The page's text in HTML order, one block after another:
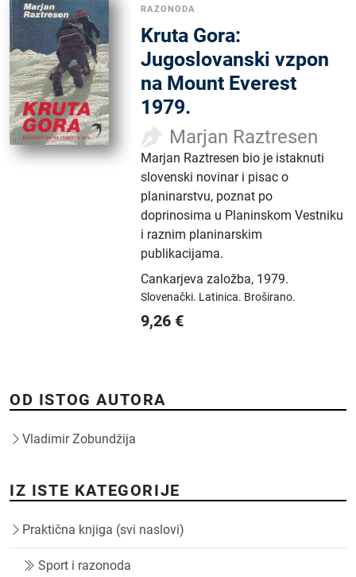
RAZONODA
Kruta Gora:
Jugoslovanski vzpon
na Mount Everest
1979.
Marjan Raztresen
Marjan Raztresen bio je istaknuti
slovenski novinar i pisac o
planinarstvu, poznat po
doprinosima u Planinskom Vestniku
i raznim planinarskim
publikacijama.
Cankarjeva založba, 1979.
Slovenački. Latinica. Broširano.
9,26 €
OD ISTOG AUTORA
Vladimir Zobundžija
IZ ISTE KATEGORIJE
Praktična knjiga (svi naslovi)
Sport i razonoda